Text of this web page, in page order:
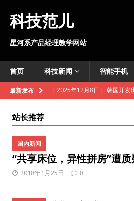
科技范儿
星河系产品经理教学网站
首页 科技新闻 智能手机
最新发布 [ 2025年12月8日 ] 韩国开发
[ 2025年10月28日 ] 联通基
[ 2025年10月27日 ] TCL推
[ 2025年10月27日 ]
法意两
站长推荐
“共享床位，异性拼房”遭
国内新闻
2018年1月25日 8